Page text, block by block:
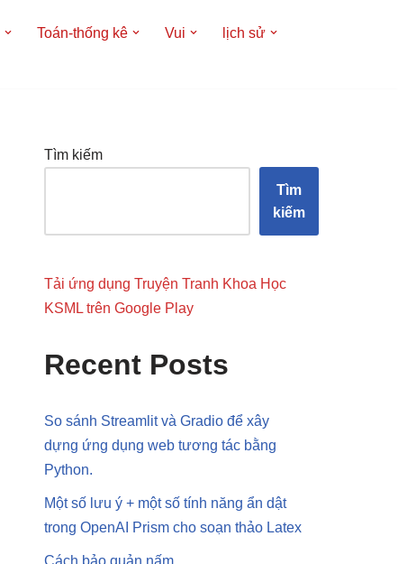
Toán-thống kê Vui
lịch sử
Tìm kiếm
Tìm
kiếm
Tải ứng dụng Truyện Tranh Khoa Học
KSML trên Google Play
Recent Posts
So sánh Streamlit và Gradio để xây
dựng ứng dụng web tương tác bằng
Python.
Một số lưu ý + một số tính năng ẩn dật
trong OpenAI Prism cho soạn thảo Latex
Cách bảo quản nấm